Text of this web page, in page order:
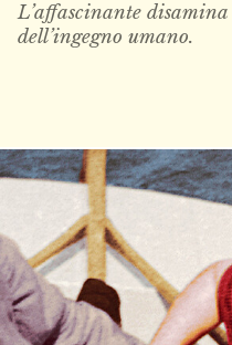
L’affascinante
dell’ingegno umano.